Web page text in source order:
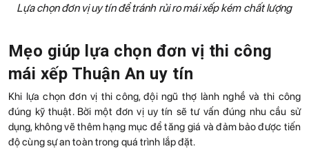
Lựa chọn đơn vị uy tín để tránh rủi ro mái xếp kém chất lượng
Mẹo giúp lựa chọn đơn vị thi công
mái xếp Thuận An uy tín
Khi lựa chọn đơn vị thi công, đội ngũ thợ lành nghề và thi công
đúng kỹ thuật. Bởi một đơn vị uy tín sẽ tư vấn đúng nhu cầu sử
dụng, không vẽ thêm hạng mục để tăng giá và đảm bảo được tiến
độ cùng sự an toàn trong quá trình lắp đặt.